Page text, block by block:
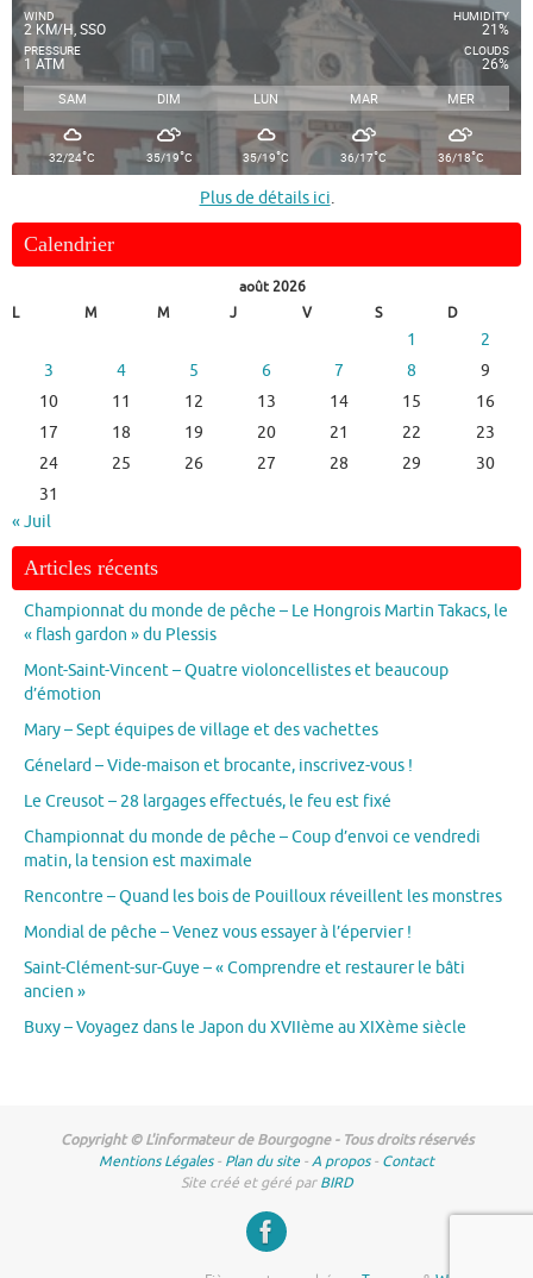
WIND
2 KM/H, SSO
PRESSURE
1 ATM
HUMIDITY
21%
CLOUDS
26%
SAM DIM LUN MAR MER
32/24°C 35/19°C 35/19°C 36/17°C 36/18°C
Plus de détails ici.
Calendrier
août 2026
L
M M J V S D
1
2
3
4 5 6 7 8
9
10
11 12 13 14 15
16
17
18 19 20 21 22
23
24
25 26 27 28 29
30
31
« Juil
Articles récents
Championnat du monde de pêche – Le Hongrois Martin Takacs, le
« flash gardon » du Plessis
Mont-Saint-Vincent – Quatre violoncellistes et beaucoup
d’émotion
Mary – Sept équipes de village et des vachettes
Génelard – Vide-maison et brocante, inscrivez-vous !
Le Creusot – 28 largages effectués, le feu est fixé
Championnat du monde de pêche – Coup d’envoi ce vendredi
matin, la tension est maximale
Rencontre – Quand les bois de Pouilloux réveillent les monstres
Mondial de pêche – Venez vous essayer à l’épervier !
Saint-Clément-sur-Guye – « Comprendre et restaurer le bâti
ancien »
Buxy – Voyagez dans le Japon du XVIIème au XIXème siècle
Copyright © L'informateur de Bourgogne - Tous droits réservés
Mentions Légales- Plan du site -A propos- Contact
Site créé et géré parBIRD